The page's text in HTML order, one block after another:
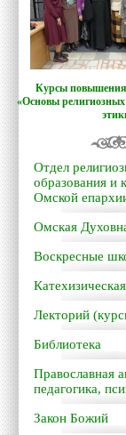
Курсы
«Основы религиозных
Отдел
образования и
Омской
Омская
Воскресные
Лекторий
Библиотека
Православная
педагогика,
Закон Божий